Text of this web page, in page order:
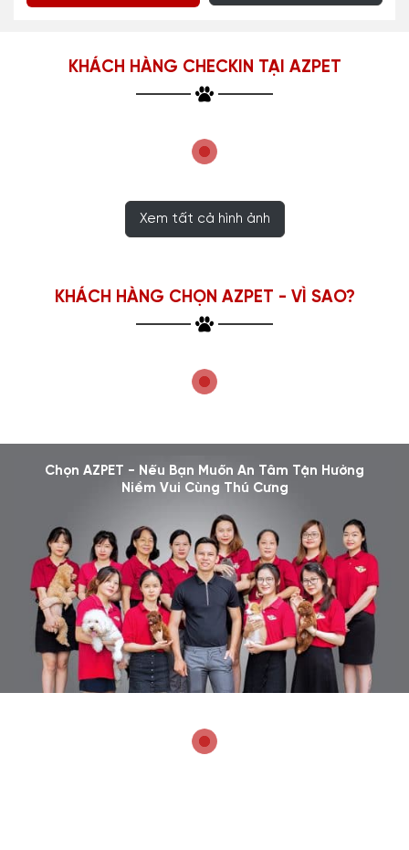
KHÁCH HÀNG CHECKIN TẠI AZPET
Xem tất cả hình ảnh
KHÁCH HÀNG CHỌN AZPET - VÌ SAO?
Chọn AZPET - Nếu Bạn Muốn An Tâm Tận Hưởng
Niềm Vui Cùng Thú Cưng